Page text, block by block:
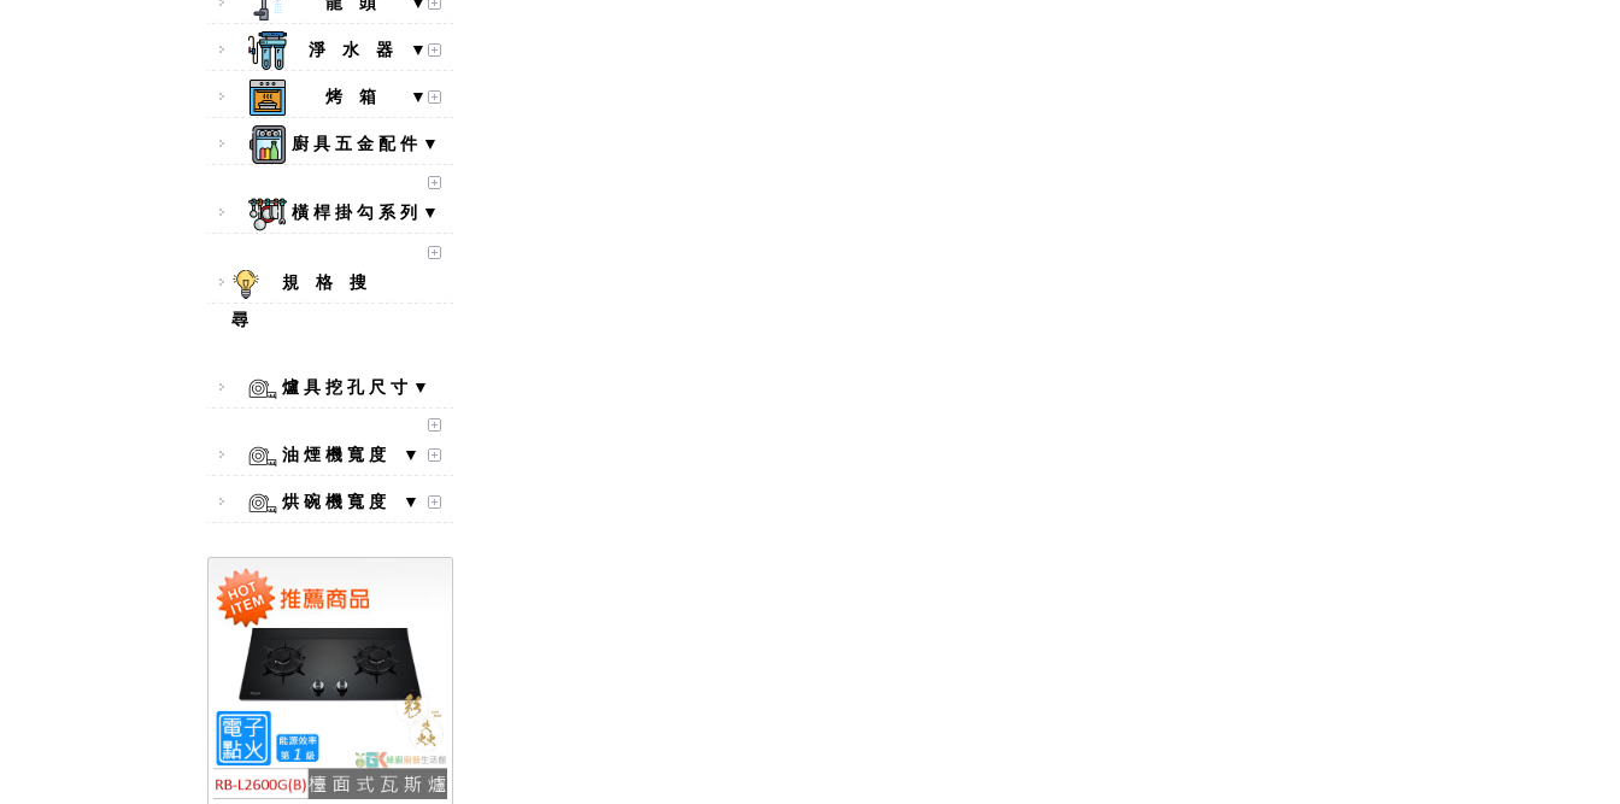
淨 水 器 ▼
烤 箱 ▼
廚 具 五 金 配 件 ▼
橫 桿 掛 勾 系 列 ▼
規 格 搜
尋
爐 具 挖 孔 尺 寸 ▼
油 煙 機 寬 度 ▼
烘 碗 機 寬 度 ▼
【林內Rinnai】 RB-L2600S(A)
口爐
【林內Rinnai】 RB-L2600G(B)